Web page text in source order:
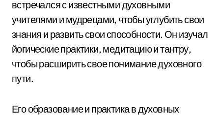
встречался с известными духовными
учителями и мудрецами, чтобы углубить свои
знания и развить свои способности. Он изучал
йогические практики, медитацию и тантру,
чтобы расширить свое понимание духовного
пути.
Его образование и практика в духовных